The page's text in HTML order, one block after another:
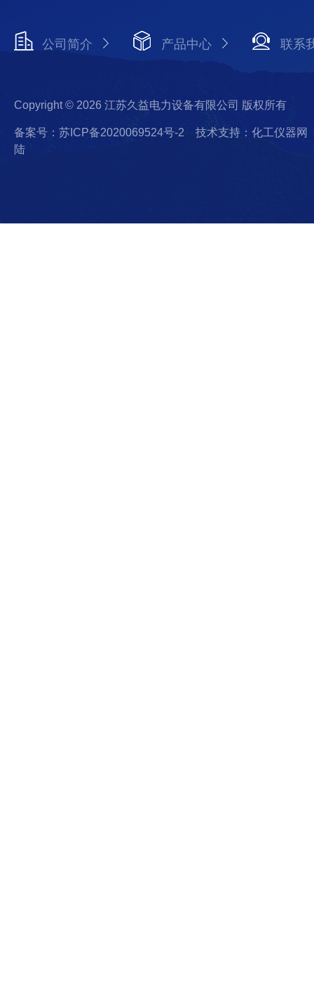
公司简介 产品中心 联系
Copyright © 2026 江苏久益电力设备有限公司 版权所有
备案号：苏ICP备2020069524号-2
技术支持：化工仪器网
陆